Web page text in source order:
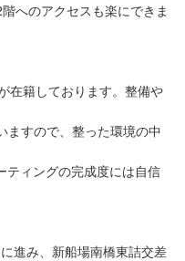
へのアクセスも楽にできま
在籍しております。整備や
ますので、整った環境の中
ティングの完成度には自信
進み、新船場南橋東詰交差